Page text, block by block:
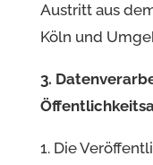
Austritt aus
Köln und
3.
1. Die